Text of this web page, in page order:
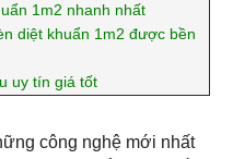
1m2 nhanh nhất
diệt khuẩn 1m2 được bền
uy tín giá tốt
công nghệ mới nhất